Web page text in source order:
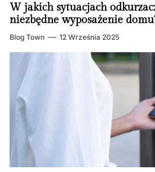
W jakich sytuacjach
niezbędne wyposażenie
Blog Town 12 Września 2025